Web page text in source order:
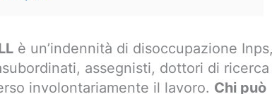
è un’indennità di disoccupazione Inps,
assegnisti, dottori di ricerca
involontariamente il lavoro. Chi può